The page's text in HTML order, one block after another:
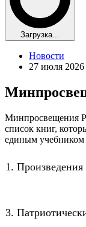
Загрузка...
Новости
27 июля 2026
Минпросвещения
список книг,
единым учебником